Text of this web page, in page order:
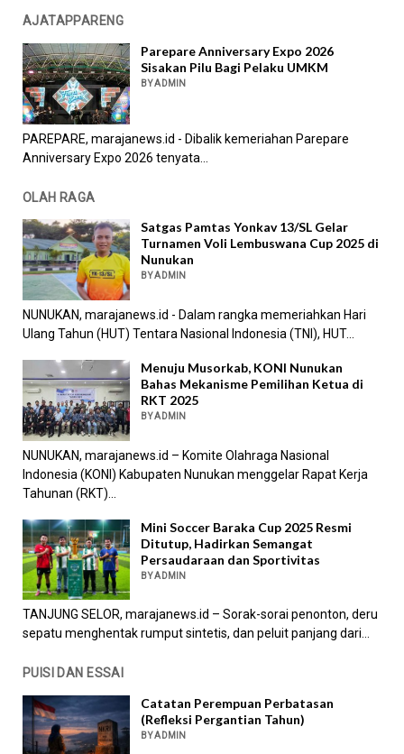
AJATAPPARENG
Parepare Anniversary Expo 2026
Sisakan Pilu Bagi Pelaku UMKM
BY ADMIN
PAREPARE, marajanews.id - Dibalik kemeriahan Parepare
Anniversary Expo 2026 tenyata...
OLAH RAGA
Satgas Pamtas Yonkav 13/SL Gelar
Turnamen Voli Lembuswana Cup 2025 di
Nunukan
BY ADMIN
NUNUKAN, marajanews.id - Dalam rangka memeriahkan Hari
Ulang Tahun (HUT) Tentara Nasional Indonesia (TNI), HUT...
Menuju Musorkab, KONI Nunukan
Bahas Mekanisme Pemilihan Ketua di
RKT 2025
BY ADMIN
NUNUKAN, marajanews.id – Komite Olahraga Nasional
Indonesia (KONI) Kabupaten Nunukan menggelar Rapat Kerja
Tahunan (RKT)...
Mini Soccer Baraka Cup 2025 Resmi
Ditutup, Hadirkan Semangat
Persaudaraan dan Sportivitas
BY ADMIN
TANJUNG SELOR, marajanews.id – Sorak-sorai penonton, deru
sepatu menghentak rumput sintetis, dan peluit panjang dari...
PUISI DAN ESSAI
Catatan Perempuan Perbatasan
(Refleksi Pergantian Tahun)
BY ADMIN